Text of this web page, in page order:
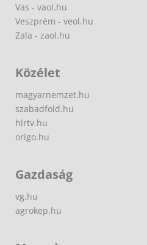
Vas - vaol.hu
Veszprém - veol.hu
Zala - zaol.hu
Közélet
magyarnemzet.hu
szabadfold.hu
hirtv.hu
origo.hu
Gazdaság
vg.hu
agrokep.hu